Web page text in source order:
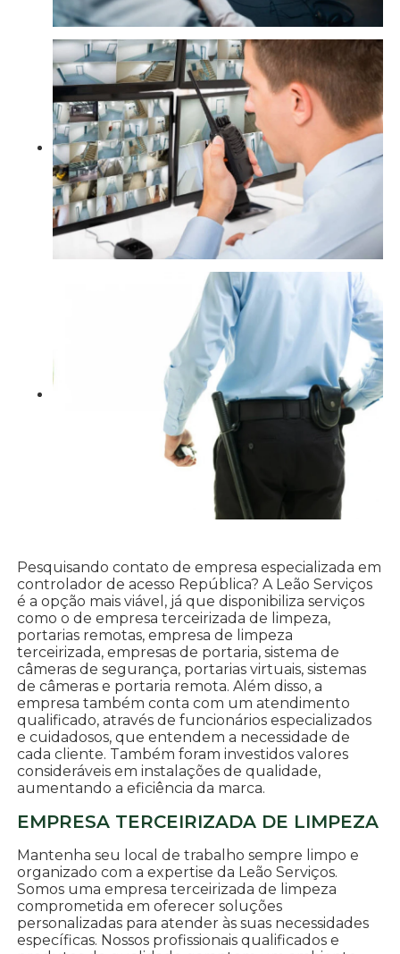
Pesquisando contato de empresa especializada em
controlador de acesso República? A Leão Serviços
é a opção mais viável, já que disponibiliza serviços
como o de empresa terceirizada de limpeza,
portarias remotas, empresa de limpeza
terceirizada, empresas de portaria, sistema de
câmeras de segurança, portarias virtuais, sistemas
de câmeras e portaria remota. Além disso, a
empresa também conta com um atendimento
qualificado, através de funcionários especializados
e cuidadosos, que entendem a necessidade de
cada cliente. Também foram investidos valores
consideráveis em instalações de qualidade,
aumentando a eficiência da marca.
EMPRESA TERCEIRIZADA DE LIMPEZA
Mantenha seu local de trabalho sempre limpo e
organizado com a expertise da Leão Serviços.
Somos uma empresa terceirizada de limpeza
comprometida em oferecer soluções
personalizadas para atender às suas necessidades
específicas. Nossos profissionais qualificados e